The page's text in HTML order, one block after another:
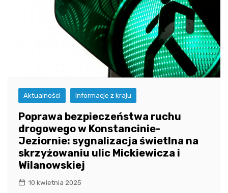
Aktualności Informacje z kraju
Poprawa bezpieczeństwa ruchu
drogowego w Konstancinie-
Jeziornie: sygnalizacja świetlna na
skrzyżowaniu ulic Mickiewicza i
Wilanowskiej
10 kwietnia 2025